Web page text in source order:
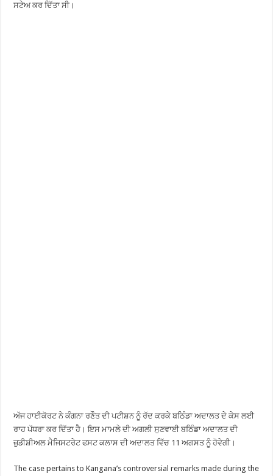
ਸਟੇਅ ਕਰ ਦਿੱਤਾ ਸੀ।
ਅੱਜ ਹਾਈਕੋਰਟ ਨੇ ਕੰਗਨਾ ਰਣੌਤ ਦੀ ਪਟੀਸ਼ਨ ਨੂੰ ਰੱਦ ਕਰਕੇ ਬਠਿੰਡਾ ਅਦਾਲਤ ਦੇ ਕੇਸ ਲਈ
ਰਾਹ ਪੱਧਰਾ ਕਰ ਦਿੱਤਾ ਹੈ। ਇਸ ਮਾਮਲੇ ਦੀ ਅਗਲੀ ਸੁਣਵਾਈ ਬਠਿੰਡਾ ਅਦਾਲਤ ਦੀ
ਜ਼ੁਡੀਸ਼ੀਅਲ ਮੈਜਿਸਟਰੇਟ ਫਸਟ ਕਲਾਸ ਦੀ ਅਦਾਲਤ ਵਿੱਚ 11 ਅਗਸਤ ਨੂੰ ਹੋਵੇਗੀ।
The case pertains to Kangana’s controversial remarks made during the